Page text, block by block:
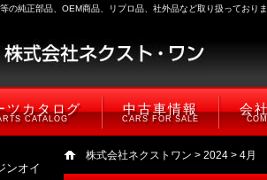
の純正部品、OEM商品、リプロ品、社外品など取り扱っており
ツカタログ
CATALOG
中古車情報
CARS FOR SALE
会
ンオイ
株式会社ネクストワン > 2024 > 4月